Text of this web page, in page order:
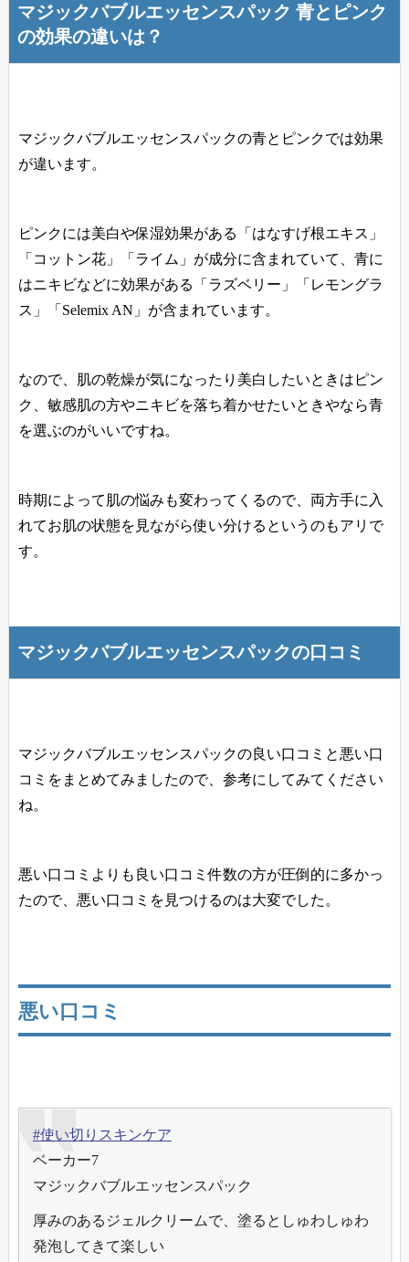
マジックバブルエッセンスパック 青とピンク
の効果の違いは？
マジックバブルエッセンスパックの青とピンクでは効果
が違います。
ピンクには美白や保湿効果がある「はなすげ根エキス」
「コットン花」「ライム」が成分に含まれていて、青に
はニキビなどに効果がある「ラズベリー」「レモングラ
ス」「Selemix AN」が含まれています。
なので、肌の乾燥が気になったり美白したいときはピン
ク、敏感肌の方やニキビを落ち着かせたいときやなら青
を選ぶのがいいですね。
時期によって肌の悩みも変わってくるので、両方手に入
れてお肌の状態を見ながら使い分けるというのもアリで
す。
マジックバブルエッセンスパックの口コミ
マジックバブルエッセンスパックの良い口コミと悪い口
コミをまとめてみましたので、参考にしてみてください
ね。
悪い口コミよりも良い口コミ件数の方が圧倒的に多かっ
たので、悪い口コミを見つけるのは大変でした。
悪い口コミ
#使い切りスキンケア
ベーカー7
マジックバブルエッセンスパック
厚みのあるジェルクリームで、塗るとしゅわしゅわ
発泡してきて楽しい